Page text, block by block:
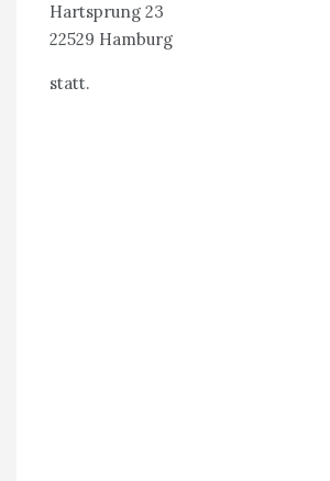
Hartsprung 23
22529 Hamburg
statt.